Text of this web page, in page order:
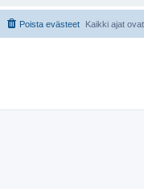
Kaikki ajat ovat
Poista evästeet